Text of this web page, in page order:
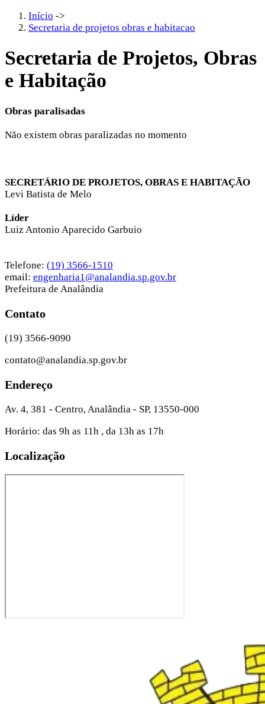
Início ->
Secretaria de projetos obras e habitacao
Secretaria de Projetos, Obras
e Habitação
Obras paralisadas
Não existem obras paralizadas no momento
SECRETÁRIO DE PROJETOS, OBRAS E HABITAÇÃO
Levi Batista de Melo
Líder
Luiz Antonio Aparecido Garbuio
Telefone: (19) 3566-1510
email: engenharia1@analandia.sp.gov.br
Prefeitura de Analândia
Contato
(19) 3566-9090
contato@analandia.sp.gov.br
Endereço
Av. 4, 381 - Centro, Analândia - SP, 13550-000
Horário: das 9h as 11h , da 13h as 17h
Localização